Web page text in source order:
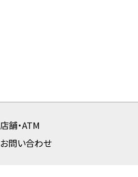
店舗・ATM
お問い合わせ